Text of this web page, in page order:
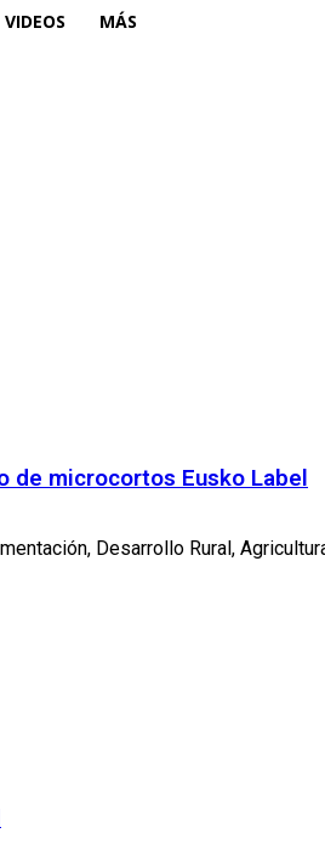
VIDEOS MÁS
de microcortos Eusko Label
Desarrollo Rural,